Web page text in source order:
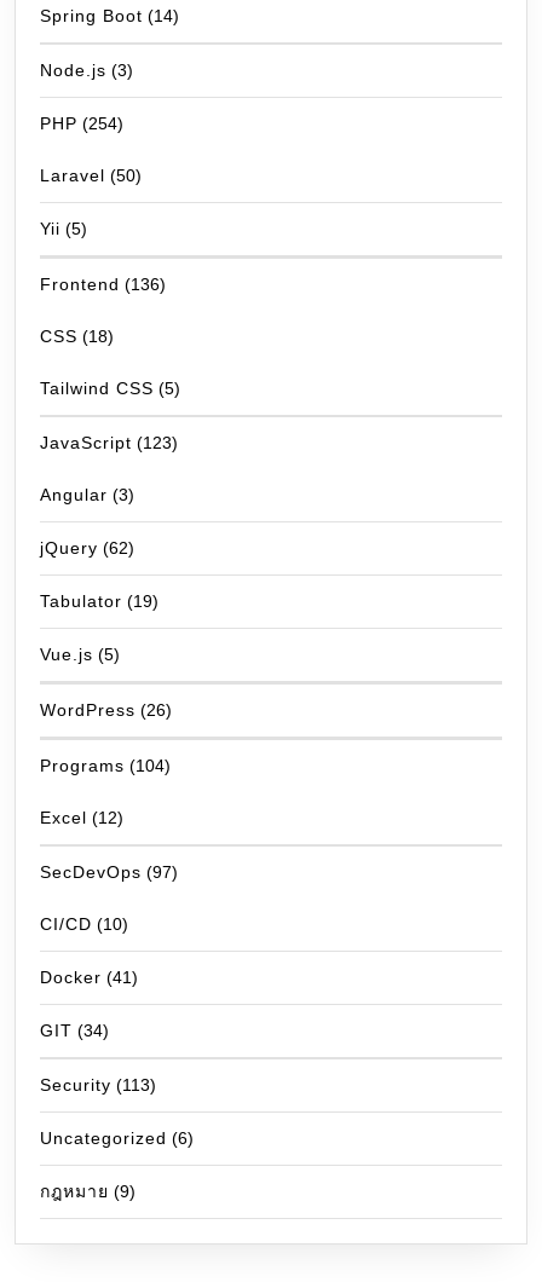
Spring Boot (14)
Node.js (3)
PHP (254)
Laravel (50)
Yii (5)
Frontend (136)
CSS (18)
Tailwind CSS (5)
JavaScript (123)
Angular (3)
jQuery (62)
Tabulator (19)
Vue.js (5)
WordPress (26)
Programs (104)
Excel (12)
SecDevOps (97)
CI/CD (10)
Docker (41)
GIT (34)
Security (113)
Uncategorized (6)
กฎหมาย (9)